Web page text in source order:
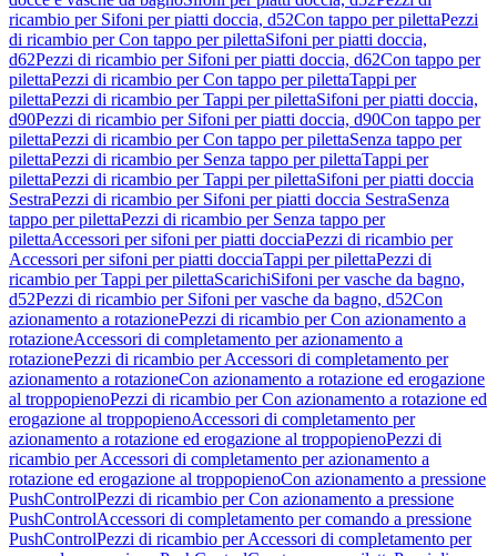
ricambio per Sifoni per piatti doccia, d52Con tappo per pilettaPezzi
di ricambio per Con tappo per pilettaSifoni per piatti doccia,
d62Pezzi di ricambio per Sifoni per piatti doccia, d62Con tappo per
pilettaPezzi di ricambio per Con tappo per pilettaTappi per
pilettaPezzi di ricambio per Tappi per pilettaSifoni per piatti doccia,
d90Pezzi di ricambio per Sifoni per piatti doccia, d90Con tappo per
pilettaPezzi di ricambio per Con tappo per pilettaSenza tappo per
pilettaPezzi di ricambio per Senza tappo per pilettaTappi per
pilettaPezzi di ricambio per Tappi per pilettaSifoni per piatti doccia
SestraPezzi di ricambio per Sifoni per piatti doccia SestraSenza
tappo per pilettaPezzi di ricambio per Senza tappo per
pilettaAccessori per sifoni per piatti docciaPezzi di ricambio per
Accessori per sifoni per piatti docciaTappi per pilettaPezzi di
ricambio per Tappi per pilettaScarichiSifoni per vasche da bagno,
d52Pezzi di ricambio per Sifoni per vasche da bagno, d52Con
azionamento a rotazionePezzi di ricambio per Con azionamento a
rotazioneAccessori di completamento per azionamento a
rotazionePezzi di ricambio per Accessori di completamento per
azionamento a rotazioneCon azionamento a rotazione ed erogazione
al troppopienoPezzi di ricambio per Con azionamento a rotazione ed
erogazione al troppopienoAccessori di completamento per
azionamento a rotazione ed erogazione al troppopienoPezzi di
ricambio per Accessori di completamento per azionamento a
rotazione ed erogazione al troppopienoCon azionamento a pressione
PushControlPezzi di ricambio per Con azionamento a pressione
PushControlAccessori di completamento per comando a pressione
PushControlPezzi di ricambio per Accessori di completamento per